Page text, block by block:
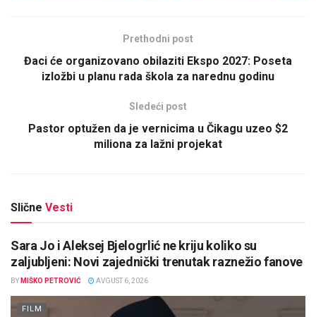
Prethodni post
Đaci će organizovano obilaziti Ekspo 2027: Poseta
izložbi u planu rada škola za narednu godinu
Sledeći post
Pastor optužen da je vernicima u Čikagu uzeo $2
miliona za lažni projekat
Slične Vesti
Sara Jo i Aleksej Bjelogrlić ne kriju koliko su
zaljubljeni: Novi zajednički trenutak raznežio fanove
BY MIŠKO PETROVIĆ AVGUST 6, 2026
FILM